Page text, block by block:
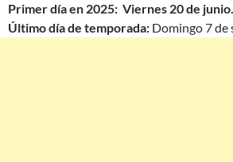
Primer día en 2025: Viernes 20 de junio.
Último día de temporada: Domingo 7